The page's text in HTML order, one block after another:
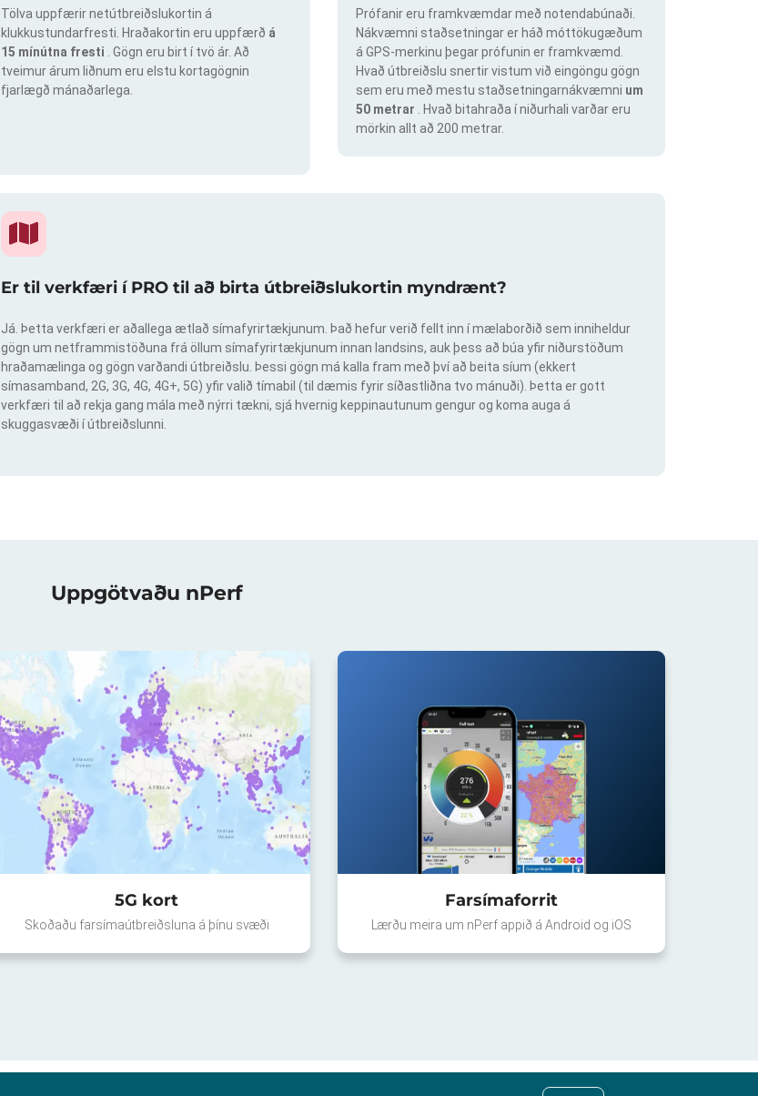
Tölva uppfærir netútbreiðslukortin á
klukkustundarfresti. Hraðakortin eru uppfærð á
15 mínútna fresti
. Gögn eru birt í tvö ár. Að
tveimur árum liðnum eru elstu kortagögnin
fjarlægð mánaðarlega.
Prófanir eru framkvæmdar með notendabúnaði.
Nákvæmni staðsetningar er háð móttökugæðum
á GPS-merkinu þegar prófunin er framkvæmd.
Hvað útbreiðslu snertir vistum við eingöngu gögn
sem eru með mestu staðsetningarnákvæmni um
50 metrar
. Hvað bitahraða í niðurhali varðar eru
mörkin allt að 200 metrar.
Er til verkfæri í PRO til að birta útbreiðslukortin myndrænt?
Já. Þetta verkfæri er aðallega ætlað símafyrirtækjunum. Það hefur verið fellt inn í mælaborðið sem inniheldur
gögn um netframmistöðuna frá öllum símafyrirtækjunum innan landsins, auk þess að búa yfir niðurstöðum
hraðamælinga og gögn varðandi útbreiðslu. Þessi gögn má kalla fram með því að beita síum (ekkert
símasamband, 2G, 3G, 4G, 4G+, 5G) yfir valið tímabil (til dæmis fyrir síðastliðna tvo mánuði). Þetta er gott
verkfæri til að rekja gang mála með nýrri tækni, sjá hvernig keppinautunum gengur og koma auga á
skuggasvæði í útbreiðslunni.
Uppgötvaðu nPerf
5G kort
Skoðaðu farsímaútbreiðsluna á þínu svæði
Farsímaforrit
Lærðu meira um nPerf appið á Android og iOS